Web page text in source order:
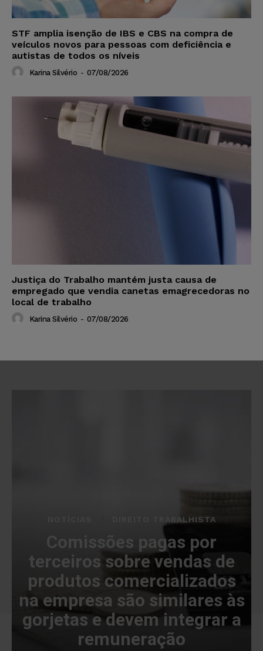
STF amplia isenção de IBS e CBS na compra de
veículos novos para pessoas com deficiência e
autistas de todos os níveis
Karina Silvério - 07/08/2026
Justiça do Trabalho mantém justa causa de
empregado que vendia canetas emagrecedoras no
local de trabalho
Karina Silvério - 07/08/2026